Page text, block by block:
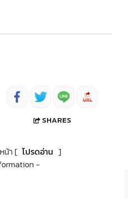
SHARES
น้า [ โปรดอ่าน ]
-